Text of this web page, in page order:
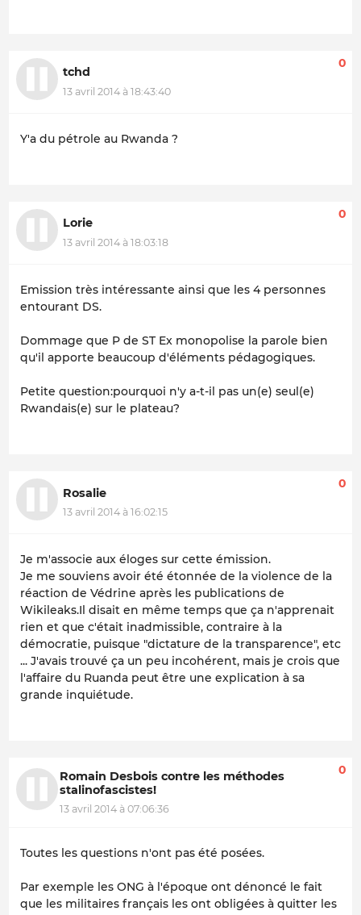
tchd
13 avril 2014 à 18:43:40
0
Y'a du pétrole au Rwanda ?
Lorie
13 avril 2014 à 18:03:18
0
Emission très intéressante ainsi que les 4 personnes
entourant DS.
Dommage que P de ST Ex monopolise la parole bien
qu'il apporte beaucoup d'éléments pédagogiques.
Petite question:pourquoi n'y a-t-il pas un(e) seul(e)
Rwandais(e) sur le plateau?
Rosalie
13 avril 2014 à 16:02:15
0
Je m'associe aux éloges sur cette émission.
Je me souviens avoir été étonnée de la violence de la
réaction de Védrine après les publications de
Wikileaks.Il disait en même temps que ça n'apprenait
rien et que c'était inadmissible, contraire à la
démocratie, puisque "dictature de la transparence", etc
... J'avais trouvé ça un peu incohérent, mais je crois que
l'affaire du Ruanda peut être une explication à sa
grande inquiétude.
Romain Desbois contre les méthodes
stalinofascistes!
13 avril 2014 à 07:06:36
0
Toutes les questions n'ont pas été posées.
Par exemple les ONG à l'époque ont dénoncé le fait
que les militaires français les ont obligées à quitter les